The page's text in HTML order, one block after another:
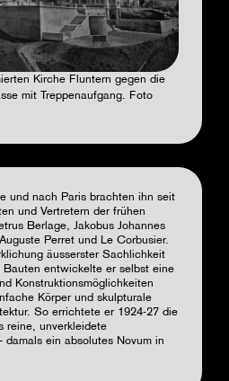
Kirche Fluntern gegen die
mit Treppenaufgang. Foto
und nach Paris brachten ihn seit
und Vertretern der frühen
Berlage, Jakobus Johannes
Perret und Le Corbusier.
äusserster Sachlichkeit
entwickelte er selbst eine
Konstruktionsmöglichkeiten
Körper und skulpturale
So errichtete er 1924-27 die
reine, unverkleidete
damals ein absolutes Novum in